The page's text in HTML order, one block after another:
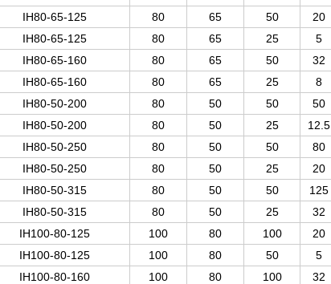
IH80-65-125
80 65 50 20
IH80-65-125
80 65 25 5
IH80-65-160
80 65 50 32
IH80-65-160
80 65 25 8
IH80-50-200
80 50 50 50
IH80-50-200
80 50 25 12.5
IH80-50-250
80 50 50 80
IH80-50-250
80 50 25 20
IH80-50-315
80 50 50 125
IH80-50-315
80 50 25 32
IH100-80-125
100 80 100 20
IH100-80-125
100 80 50 5
IH100-80-160
100 80 100 32